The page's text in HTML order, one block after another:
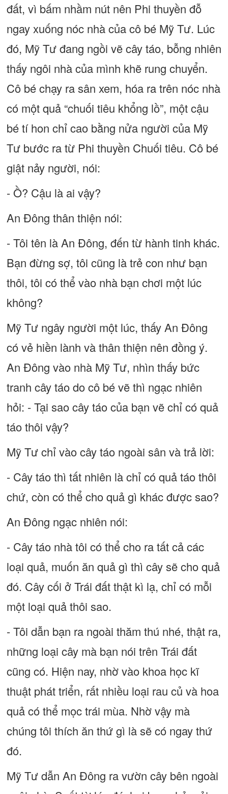
đất, vì bấm nhầm nút nên Phi thuyền đỗ
ngay xuống nóc nhà của cô bé Mỹ Tư. Lúc
đó, Mỹ Tư đang ngồi vẽ cây táo, bỗng nhiên
thấy ngôi nhà của mình khẽ rung chuyển.
Cô bé chạy ra sân xem, hóa ra trên nóc nhà
có một quả “chuối tiêu khổng lồ”, một cậu
bé tí hon chỉ cao bằng nửa người của Mỹ
Tư bước ra từ Phi thuyền Chuối tiêu. Cô bé
giật nảy người, nói:
- Ồ? Cậu là ai vậy?
An Đông thân thiện nói:
- Tôi tên là An Đông, đến từ hành tinh khác.
Bạn đừng sợ, tôi cũng là trẻ con như bạn
thôi, tôi có thể vào nhà bạn chơi một lúc
không?
Mỹ Tư ngây người một lúc, thấy An Đông
có vẻ hiền lành và thân thiện nên đồng ý.
An Đông vào nhà Mỹ Tư, nhìn thấy bức
tranh cây táo do cô bé vẽ thì ngạc nhiên
hỏi: - Tại sao cây táo của bạn vẽ chỉ có quả
táo thôi vậy?
Mỹ Tư chỉ vào cây táo ngoài sân và trả lời:
- Cây táo thì tất nhiên là chỉ có quả táo thôi
chứ, còn có thể cho quả gì khác được sao?
An Đông ngạc nhiên nói:
- Cây táo nhà tôi có thể cho ra tất cả các
loại quả, muốn ăn quả gì thì cây sẽ cho quả
đó. Cây cối ở Trái đất thật kì lạ, chỉ có mỗi
một loại quả thôi sao.
- Tôi dẫn bạn ra ngoài thăm thú nhé, thật ra,
những loại cây mà bạn nói trên Trái đất
cũng có. Hiện nay, nhờ vào khoa học kĩ
thuật phát triển, rất nhiều loại rau củ và hoa
quả có thể mọc trái mùa. Nhờ vậy mà
chúng tôi thích ăn thứ gì là sẽ có ngay thứ
đó.
Mỹ Tư dẫn An Đông ra vườn cây bên ngoài